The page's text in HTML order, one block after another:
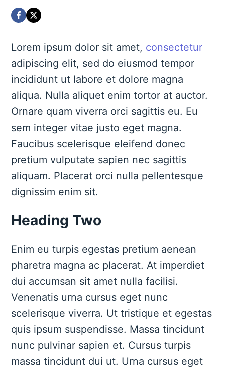
Lorem ipsum dolor sit amet, consectetur
adipiscing elit, sed do eiusmod tempor
incididunt ut labore et dolore magna
aliqua. Nulla aliquet enim tortor at auctor.
Ornare quam viverra orci sagittis eu. Eu
sem integer vitae justo eget magna.
Faucibus scelerisque eleifend donec
pretium vulputate sapien nec sagittis
aliquam. Placerat orci nulla pellentesque
dignissim enim sit.
Heading Two
Enim eu turpis egestas pretium aenean
pharetra magna ac placerat. At imperdiet
dui accumsan sit amet nulla facilisi.
Venenatis urna cursus eget nunc
scelerisque viverra. Ut tristique et egestas
quis ipsum suspendisse. Massa tincidunt
nunc pulvinar sapien et. Cursus turpis
massa tincidunt dui ut. Urna cursus eget